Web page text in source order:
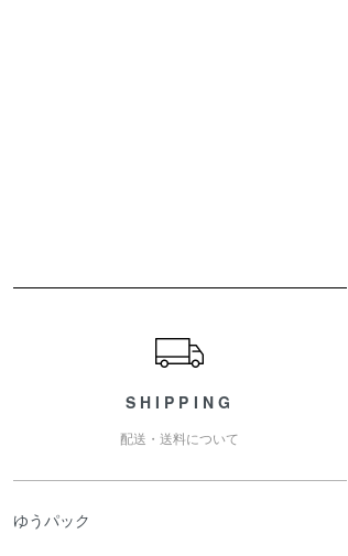
SHIPPING
配送・送料について
ゆうパック